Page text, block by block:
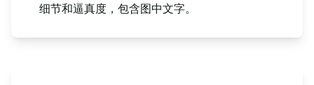
细节和逼真度，包含图中文字。